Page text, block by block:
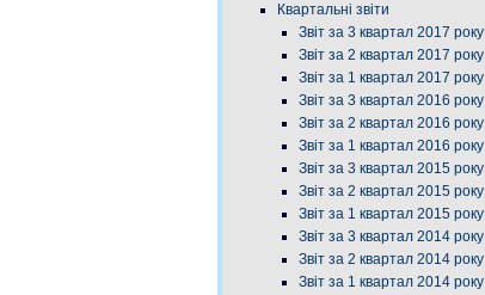
Квартальні звіти
Звіт за 3 квартал 2017 року
Звіт за 2 квартал 2017 року
Звіт за 1 квартал 2017 року
Звіт за 3 квартал 2016 року
Звіт за 2 квартал 2016 року
Звіт за 1 квартал 2016 року
Звіт за 3 квартал 2015 року
Звіт за 2 квартал 2015 року
Звіт за 1 квартал 2015 року
Звіт за 3 квартал 2014 року
Звіт за 2 квартал 2014 року
Звіт за 1 квартал 2014 року